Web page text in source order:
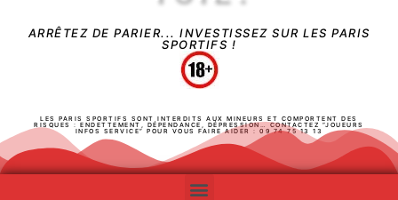
ARRÊTEZ DE PARIER... INVESTISSEZ SUR LES PARIS
SPORTIFS !
LES PARIS SPORTIFS SONT INTERDITS AUX MINEURS ET COMPORTENT DES
RISQUES : ENDETTEMENT, DÉPENDANCE, DÉPRESSION… CONTACTEZ “JOUEURS
INFOS SERVICE” POUR VOUS FAIRE AIDER : 09 74 75 13 13